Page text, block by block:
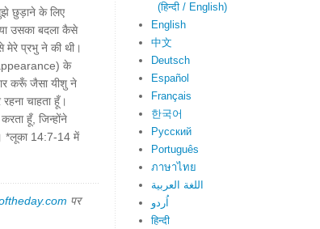
छुड़ाने के लिए
उसका बदला कैसे
मेरे प्रभु ने की थी।
के
करूँ जैसा यीशु ने
चाहता हूँ।
हूँ, जिन्होंने
*लूका 14:7-14 में
पर
(हिन्दी / English)
English
中文
Deutsch
Español
Français
한국어
Русский
Português
ภาษาไทย
اللغة العربية
اُردو
हिन्दी